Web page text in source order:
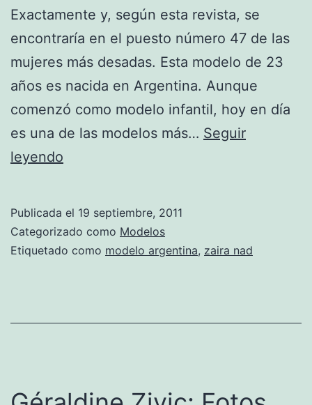
Exactamente y, según esta revista, se
encontraría en el puesto número 47 de las
mujeres más desadas. Esta modelo de 23
años es nacida en Argentina. Aunque
comenzó como modelo infantil, hoy en día
es una de las modelos más… Seguir
leyendo
de
las
sexys
Publicada el 19 septiembre, 2011
Categorizado como Modelos
Etiquetado como modelo argentina, zaira nad